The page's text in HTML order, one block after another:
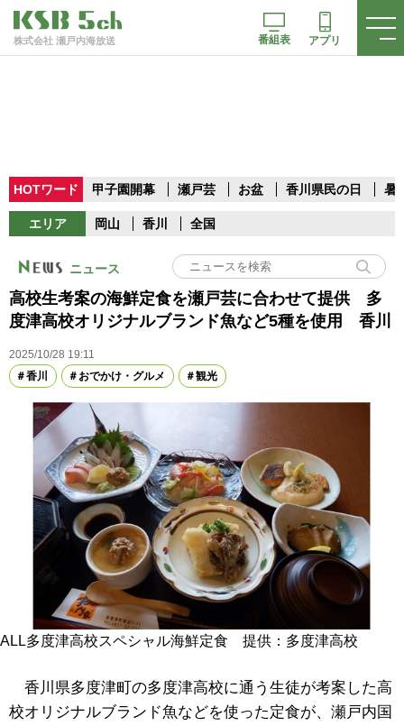
株式会社 瀬戸内海放送 番組表 アプリ
HOTワード 甲子園開幕 瀬戸芸 お盆 香川県民の日 暑
エリア 岡山 香川 全国
ニュース
高校生考案の海鮮定食を瀬戸芸に合わせて提供 多
度津高校オリジナルブランド魚など5種を使用 香川
2025/10/28 19:11
香川
おでかけ・グルメ 観光
ALL多度津高校スペシャル海鮮定食 提供：多度津高校
香川県多度津町の多度津高校に通う生徒が考案した高
校オリジナルブランド魚などを使った定食が、瀬戸内国